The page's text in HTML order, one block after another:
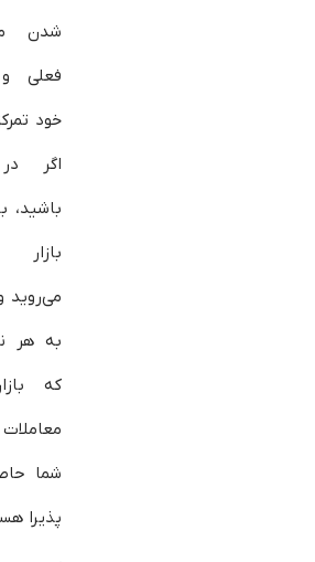
شدن
فعلی
خود
اگر
باشید،
به هر
که
شما
پذیرا